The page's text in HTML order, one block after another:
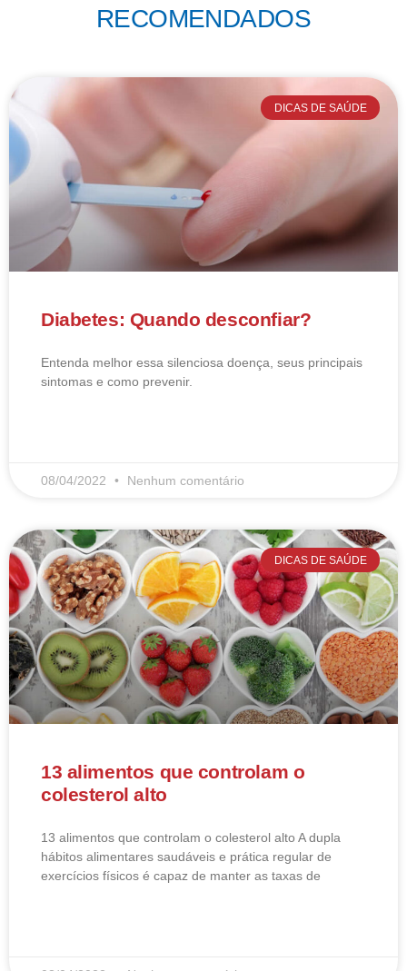
RECOMENDADOS
DICAS DE SAÚDE
Diabetes: Quando desconfiar?
Entenda melhor essa silenciosa doença, seus principais
sintomas e como prevenir.
08/04/2022 Nenhum comentário
DICAS DE SAÚDE
13 alimentos que controlam o
colesterol alto
13 alimentos que controlam o colesterol alto​ A dupla
hábitos alimentares saudáveis e prática regular de
exercícios físicos é capaz de manter as taxas de